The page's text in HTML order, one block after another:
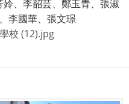
、李韶芸、鄭玉青、張淑
李國華、張文璟
校 (12).jpg